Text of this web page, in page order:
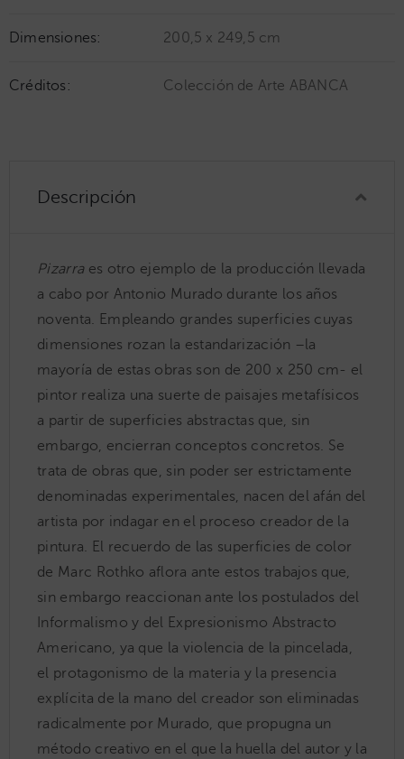
Dimensiones: 200,5 x 249,5 cm
Créditos: Colección de Arte ABANCA
Descripción
Pizarraes otro ejemplo de la producción llevada
a cabo por Antonio Murado durante los años
noventa. Empleando grandes superficies cuyas
dimensiones rozan la estandarización –la
mayoría de estas obras son de 200 x 250 cm- el
pintor realiza una suerte de paisajes metafísicos
a partir de superficies abstractas que, sin
embargo, encierran conceptos concretos. Se
trata de obras que, sin poder ser estrictamente
denominadas experimentales, nacen del afán del
artista por indagar en el proceso creador de la
pintura. El recuerdo de las superficies de color
de Marc Rothko aflora ante estos trabajos que,
sin embargo reaccionan ante los postulados del
Informalismo y del Expresionismo Abstracto
Americano, ya que la violencia de la pincelada,
el protagonismo de la materia y la presencia
explícita de la mano del creador son eliminadas
radicalmente por Murado, que propugna un
método creativo en el que la huella del autor y la